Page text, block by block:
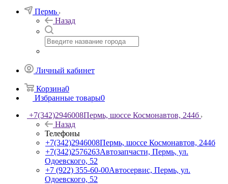
Пермь
Назад
Личный кабинет
Корзина0
Избранные товары0
+7(342)2946008Пермь, шоссе Космонавтов, 244б
Назад
Телефоны
+7(342)2946008Пермь, шоссе Космонавтов, 244б
+7(342)2576263Автозапчасти, Пермь, ул.
Одоевского, 52
+7 (922) 355-60-00Автосервис, Пермь, ул.
Одоевского, 52